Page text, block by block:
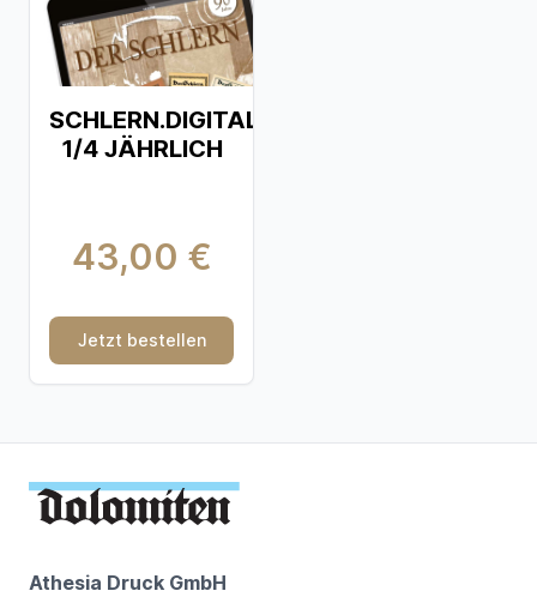
SCHLERN.DIGITAL
1/4 JÄHRLICH
43,00 €
Jetzt bestellen
Athesia Druck GmbH